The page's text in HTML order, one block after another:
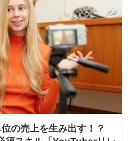
の売上を生み出す！？